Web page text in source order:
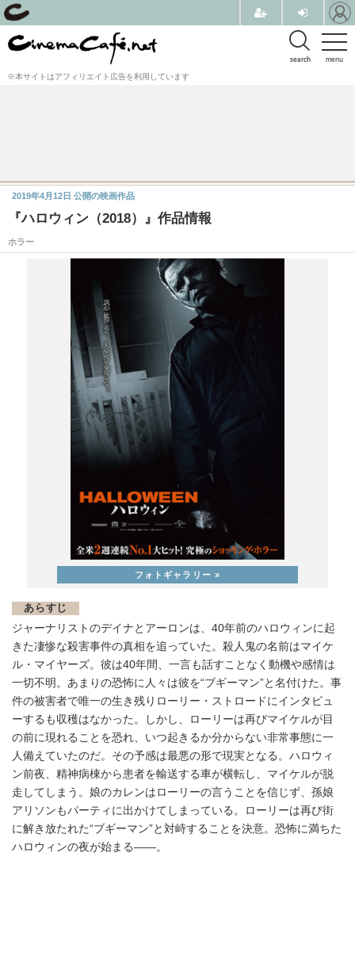
menu
search
※本サイトはアフィリエイト広告を利用しています
『ハロウィン（2018）』作品情報
ホラー
2019年4月12日 公開の映画作品
あらすじ
ジャーナリストのデイナとアーロンは、40年前のハロウィンに起
きた凄惨な殺害事件の真相を追っていた。殺人鬼の名前はマイケ
ル・マイヤーズ。彼は40年間、一言も話すことなく動機や感情は
一切不明。あまりの恐怖に人々は彼を“ブギーマン”と名付けた。事
件の被害者で唯一の生き残りローリー・ストロードにインタビュ
ーするも収穫はなかった。しかし、ローリーは再びマイケルが目
の前に現れることを恐れ、いつ起きるか分からない非常事態に一
人備えていたのだ。その予感は最悪の形で現実となる。ハロウィ
ン前夜、精神病棟から患者を輸送する車が横転し、マイケルが脱
走してしまう。娘のカレンはローリーの言うことを信じず、孫娘
アリソンもパーティに出かけてしまっている。ローリーは再び街
に解き放たれた“ブギーマン”と対峙することを決意。恐怖に満ちた
ハロウィンの夜が始まる――。